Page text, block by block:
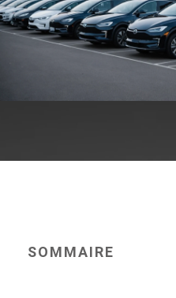
SOMMAIRE